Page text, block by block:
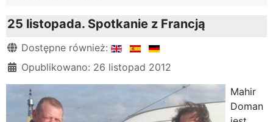
25 listopada. Spotkanie z Francją
Szczegóły
Dostępne również:
Opublikowano: 26 listopad 2012
Mahir
Doman